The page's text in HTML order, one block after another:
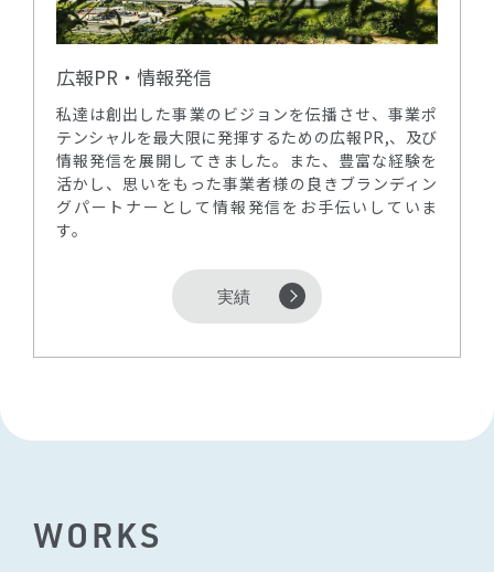
広報PR・情報発信
私達は創出した事業のビジョンを伝播させ、事業ポ
テンシャルを最大限に発揮するための広報PR,、及び
情報発信を展開してきました。また、豊富な経験を
活かし、思いをもった事業者様の良きブランディン
グパートナーとして情報発信をお手伝いしていま
す。
実績
WORKS